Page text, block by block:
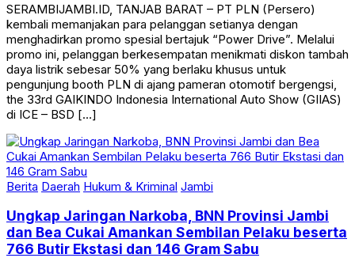
SERAMBIJAMBI.ID, TANJAB BARAT – PT PLN (Persero)
kembali memanjakan para pelanggan setianya dengan
menghadirkan promo spesial bertajuk “Power Drive”. Melalui
promo ini, pelanggan berkesempatan menikmati diskon tambah
daya listrik sebesar 50% yang berlaku khusus untuk
pengunjung booth PLN di ajang pameran otomotif bergengsi,
the 33rd GAIKINDO Indonesia International Auto Show (GIIAS)
di ICE – BSD […]
Berita Daerah Hukum & Kriminal Jambi
Ungkap Jaringan Narkoba, BNN Provinsi Jambi
dan Bea Cukai Amankan Sembilan Pelaku beserta
766 Butir Ekstasi dan 146 Gram Sabu